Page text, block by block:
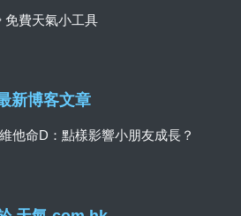
免費天氣小工具
新博客文章
他命D：點樣影響小朋友成長？